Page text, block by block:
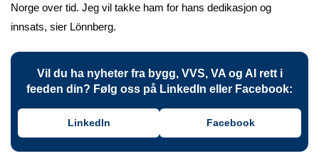
Norge over tid. Jeg vil takke ham for hans dedikasjon og
innsats, sier Lönnberg.
Vil du ha nyheter fra bygg, VVS, VA og AI rett i
feeden din? Følg oss på LinkedIn eller Facebook:
LinkedIn Facebook